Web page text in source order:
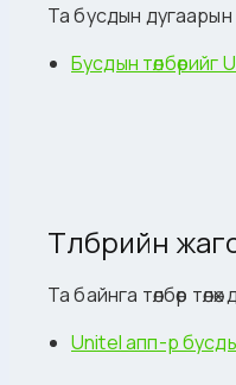
Та бусдын дугаарын
Бусдын төлбөрийг
Төлбөрийн
Та байнга төлбөр
Unitel апп-р